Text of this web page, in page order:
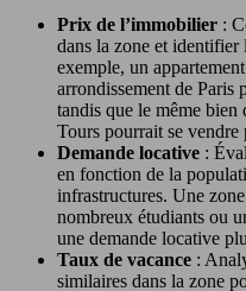
Prix de l’immobilier :
dans la zone et identifier
exemple, un
arrondissement de Paris
tandis que le même
Tours pourrait se vendre
Demande locative :
en fonction de la
infrastructures. Une
nombreux étudiants ou
une demande locative
Taux de vacance :
similaires dans la zone